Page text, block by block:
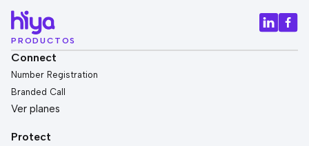
PRODUCTOS
Connect
Number Registration
Branded Call
Ver planes
Protect